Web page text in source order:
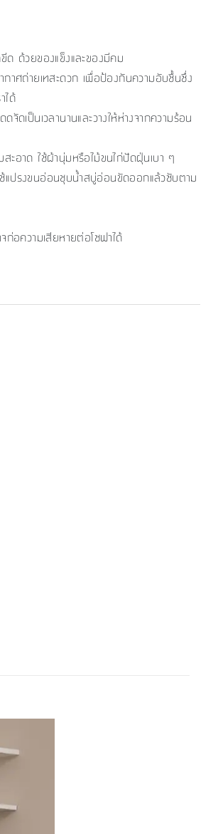
ด ด้วยของแข็งและของมีคม
กาศถ่ายเทสะดวก เพื่อป้องกันความอับชื้นซึ่ง
ได้
จัดเป็นเวลานานและวางให้ห่างจากความร้อน
สะอาด ใช้ผ้านุ่มหรือไม้ขนไก่ปัดฝุ่นเบา ๆ
ปรงขนอ่อนชุบน้ำสบู่อ่อนขัดออกแล้วซับตาม
ก่อความเสียหายต่อโซฟาได้